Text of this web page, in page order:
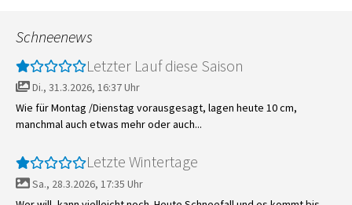
Schneenews
Letzter Lauf diese Saison
Di., 31.3.2026, 16:37 Uhr
Wie für Montag /Dienstag vorausgesagt, lagen heute 10 cm,
manchmal auch etwas mehr oder auch...
Letzte Wintertage
Sa., 28.3.2026, 17:35 Uhr